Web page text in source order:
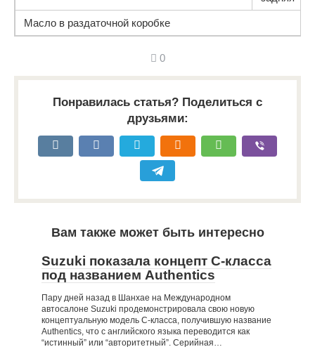
Масло в раздаточной коробке
0
Понравилась статья? Поделиться с
друзьями:
Вам также может быть интересно
Suzuki показала концепт С-класса
под названием Authentics
Пару дней назад в Шанхае на Международном
автосалоне Suzuki продемонстрировала свою новую
концептуальную модель C-класса, получившую название
Authentics, что с английского языка переводится как
“истинный” или “авторитетный”. Серийная…